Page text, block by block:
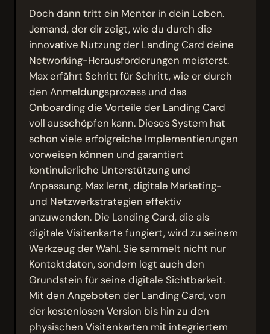
Doch dann tritt ein Mentor in dein Leben.
Jemand, der dir zeigt, wie du durch die
innovative Nutzung der Landing Card deine
Networking-Herausforderungen meisterst.
Max erfährt Schritt für Schritt, wie er durch
den Anmeldungsprozess und das
Onboarding die Vorteile der Landing Card
voll ausschöpfen kann. Dieses System hat
schon viele erfolgreiche Implementierungen
vorweisen können und garantiert
kontinuierliche Unterstützung und
Anpassung. Max lernt, digitale Marketing-
und Netzwerkstrategien effektiv
anzuwenden. Die Landing Card, die als
digitale Visitenkarte fungiert, wird zu seinem
Werkzeug der Wahl. Sie sammelt nicht nur
Kontaktdaten, sondern legt auch den
Grundstein für seine digitale Sichtbarkeit.
Mit den Angeboten der Landing Card, von
der kostenlosen Version bis hin zu den
physischen Visitenkarten mit integriertem